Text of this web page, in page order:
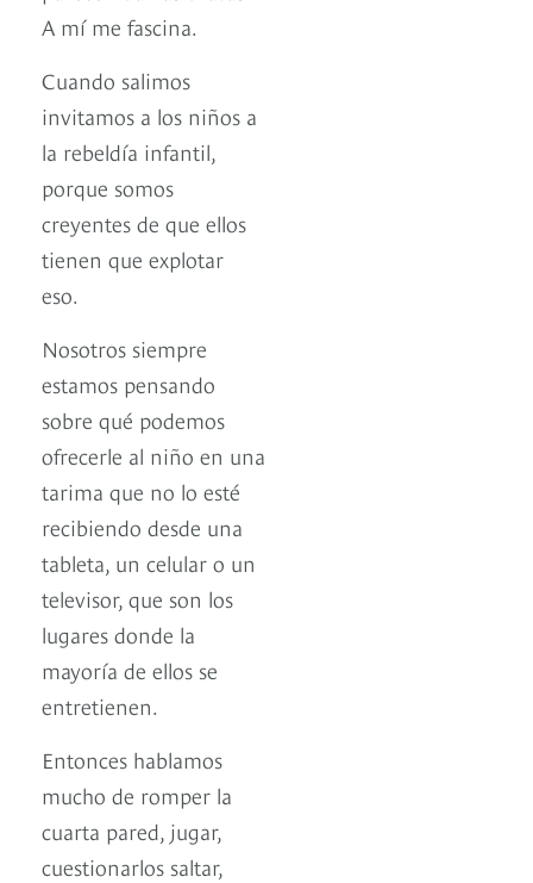
A mí me fascina.
Cuando salimos
invitamos a los niños a
la rebeldía infantil,
porque somos
creyentes de que ellos
tienen que explotar
eso.
Nosotros siempre
estamos pensando
sobre qué podemos
ofrecerle al niño en una
tarima que no lo esté
recibiendo desde una
tableta, un celular o un
televisor, que son los
lugares donde la
mayoría de ellos se
entretienen.
Entonces hablamos
mucho de romper la
cuarta pared, jugar,
cuestionarlos saltar,